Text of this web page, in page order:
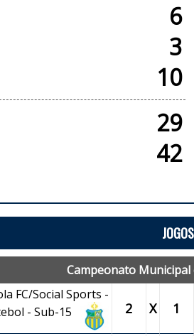
6
3
10
29
42
Campeonato Municipal
FC/Social Sports -
- Sub-15
2 X 1